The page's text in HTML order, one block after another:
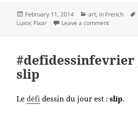
Posted
on
February 11, 2014 Categories
art, in French
Luxor, Pixar Leave a commenton
#defidessinfevrier
slip
Ledéfi dessin du jour est :slip.